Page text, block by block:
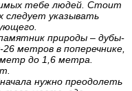
тебе людей. Стоит
следует указывать
природы – дубы-
метров в поперечнике,
до 1,6 метра.
нужно преодолеть